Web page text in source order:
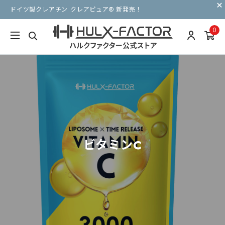
ドイツ製クレアチン クレアピュア® 新発売！
0
ビタミンC